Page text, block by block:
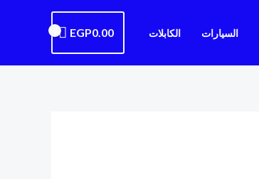
السيارات الكابلات EGP0.00